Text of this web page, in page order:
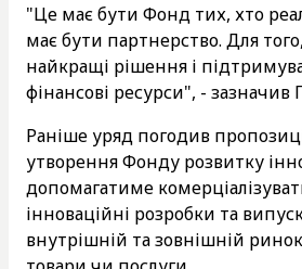
"Це має бути Фонд тих, хто
має бути партнерство. Для
найкращі рішення і
фінансові ресурси", - зазначив
Раніше уряд погодив
утворення Фонду розвитку
допомагатиме
інноваційні розробки та
внутрішній та зовнішній ринок